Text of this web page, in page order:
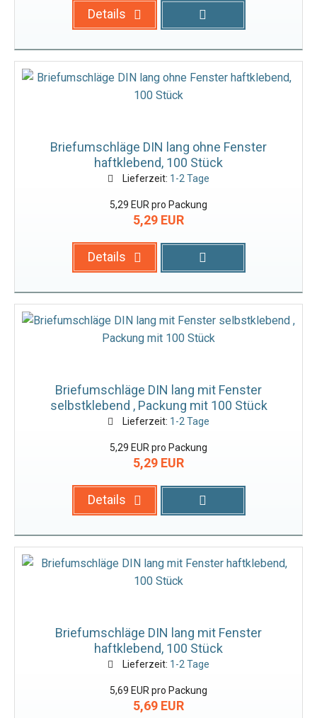
Details
Briefumschläge DIN lang ohne Fenster
haftklebend, 100 Stück
Lieferzeit: 1-2 Tage
5,29 EUR pro Packung
5,29 EUR
Details
Briefumschläge DIN lang mit Fenster
selbstklebend , Packung mit 100 Stück
Lieferzeit: 1-2 Tage
5,29 EUR pro Packung
5,29 EUR
Details
Briefumschläge DIN lang mit Fenster
haftklebend, 100 Stück
Lieferzeit: 1-2 Tage
5,69 EUR pro Packung
5,69 EUR